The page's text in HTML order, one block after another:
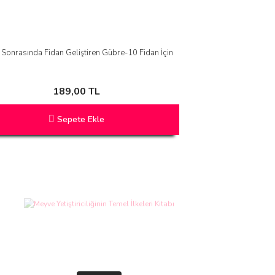
Fidan Geliştiren Gübre-10 Fidan İçin
189,00 TL
Sepete Ekle